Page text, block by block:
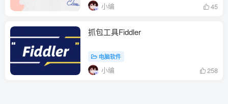
小编 45
抓包工具Fiddler
电脑软件
小编 258